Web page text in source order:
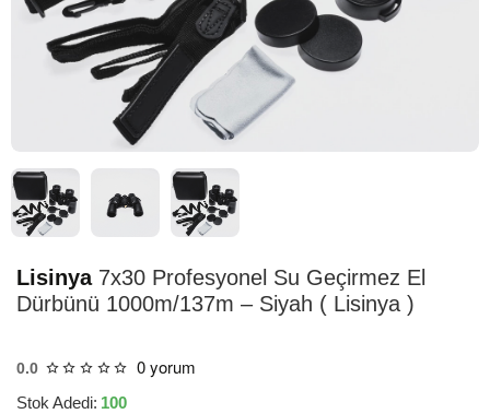
TESLİMAT
Lisinya7x30 Profesyonel Su Geçirmez El
Dürbünü 1000m/137m – Siyah ( Lisinya )
0.0 0 yorum
Stok Adedi: 100